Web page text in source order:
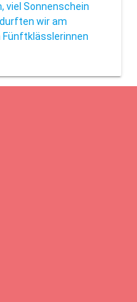
viel Sonnenschein
wir am
Fünftklässlerinnen